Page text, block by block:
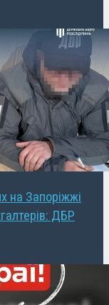
на Запоріжжі
ДБР